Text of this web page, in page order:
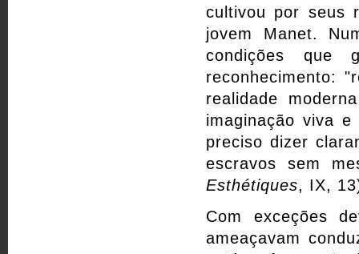
cultivou por seus
jovem Manet.
condições que
reconhecimento:
realidade
imaginação viva
preciso dizer
escravos sem
Esthétiques, IX,
Com exceções
ameaçavam